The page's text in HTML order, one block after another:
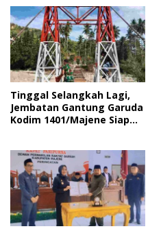
Tinggal Selangkah Lagi,
Jembatan Gantung Garuda
Kodim 1401/Majene Siap